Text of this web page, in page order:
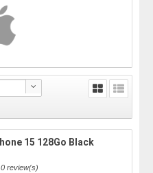
15 128Go Black
0 review(s)